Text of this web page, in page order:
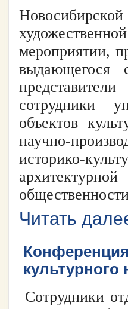
мероприятии,
выдающегося
сотрудники
объектов
научно-
историко-
Читать
культурного
Сотрудники